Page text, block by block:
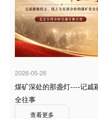
2026-05-26
煤矿深处的那盏灯----记戚
全往事
查看更多